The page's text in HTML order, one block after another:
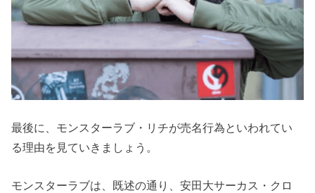
最後に、モンスターラブ・リチが売名行為といわれてい
る理由を見ていきましょう。
モンスターラブは、既述の通り、安田大サーカス・クロ